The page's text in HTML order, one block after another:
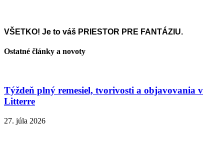
VŠETKO! Je to váš PRIESTOR PRE FANTÁZIU.
Ostatné články a novoty
Týždeň plný remesiel, tvorivosti a objavovania v
Litterre
27. júla 2026